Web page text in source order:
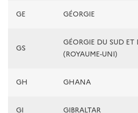
GE GÉORGIE
GS
GÉORGIE DU SUD
(ROYAUME-UNI)
GH GHANA
GI GIBRALTAR